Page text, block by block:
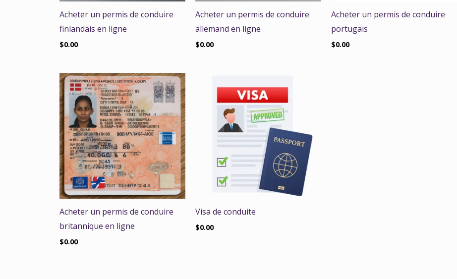
Acheter un permis de conduire
finlandais en ligne
$0.00
Acheter un permis de conduire
allemand en ligne
$0.00
Acheter un permis de conduire
portugais
$0.00
Acheter un permis de conduire
britannique en ligne
$0.00
Visa de conduite
$0.00